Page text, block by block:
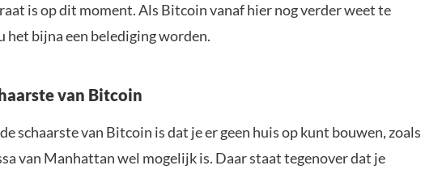
is op dit moment. Als Bitcoin vanaf hier nog verder weet te
het bijna een belediging worden.
van Bitcoin
schaarste van Bitcoin is dat je er geen huis op kunt bouwen, zoals
van Manhattan wel mogelijk is. Daar staat tegenover dat je